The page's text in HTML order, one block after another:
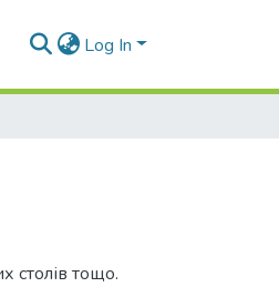
Log In
столів тощо.